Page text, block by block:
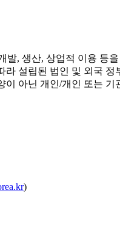
발, 생산, 상업적 이용 등
라 설립된 법인 및 외국 정
아닌 개인/개인 또는 기
)